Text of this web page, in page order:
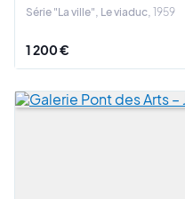
Série "La ville", Le viaduc 1959
1 200 €